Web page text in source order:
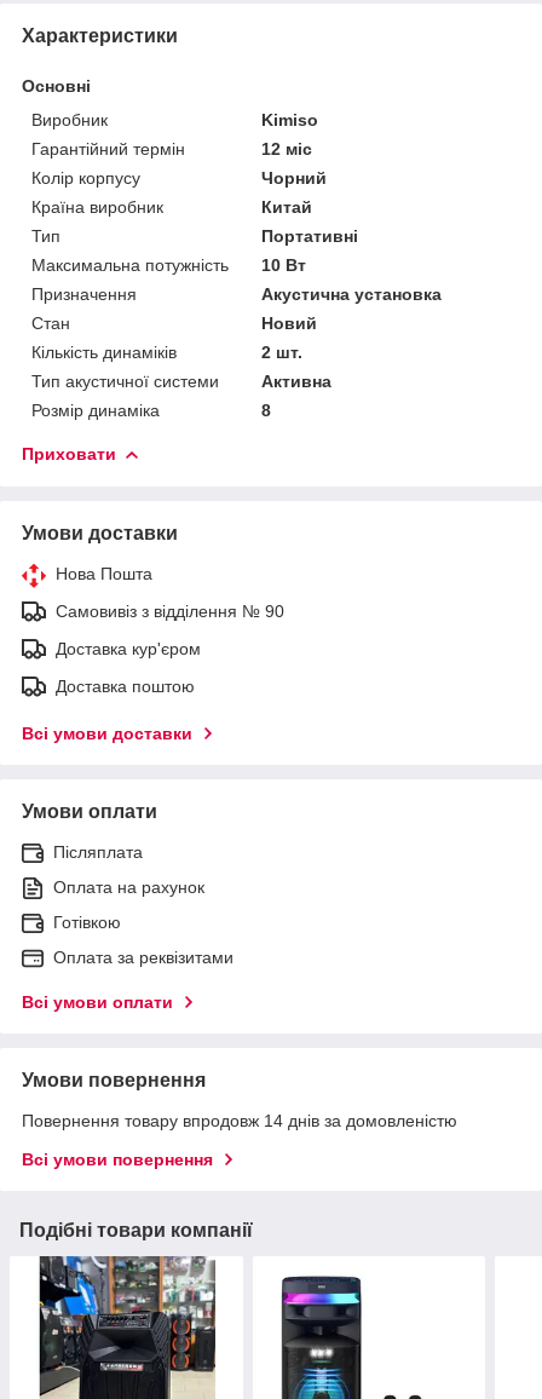
Характеристики
Основні
Виробник
Kimiso
Гарантійний термін
12 міс
Колір корпусу
Чорний
Країна виробник
Китай
Тип
Портативні
Максимальна потужність
10 Вт
Призначення
Акустична установка
Стан
Новий
Кількість динаміків
2 шт.
Тип акустичної системи
Активна
Розмір динаміка
8
Приховати
Умови доставки
Нова Пошта
Самовивіз з відділення № 90
Доставка кур'єром
Доставка поштою
Всі умови доставки
Умови оплати
Післяплата
Оплата на рахунок
Готівкою
Оплата за реквізитами
Всі умови оплати
Умови повернення
Повернення товару впродовж 14 днів за домовленістю
Всі умови повернення
Подібні товари компанії